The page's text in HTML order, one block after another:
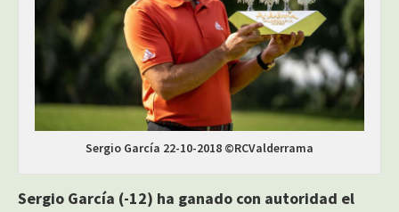
Sergio García 22-10-2018 ©RCValderrama
Sergio García (-12) ha ganado con autoridad el